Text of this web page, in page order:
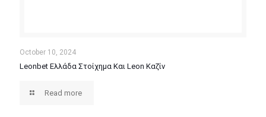
October 10, 2024
Leonbet Ελλάδα Στοίχημα Και Leon Καζίν
Read more